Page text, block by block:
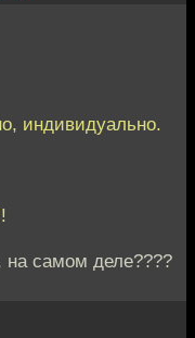
индивидуально.
на самом деле????